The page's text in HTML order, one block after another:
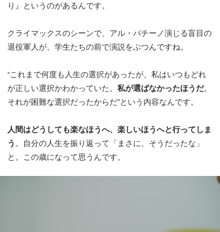
り』というのがあるんです。
クライマックスのシーンで、アル・パチーノ演じる盲目の
退役軍人が、学生たちの前で演説をぶつんですね。
“これまで何度も人生の選択があったが、私はいつもどれ
が正しい選択かわかっていた。 私が選ばなかったほうだ。
それが困難な選択だったからだ”という内容なんです。
人間はどうしても楽なほうへ、楽しいほうへと行ってしま
う。自分の人生を振り返って「まさに、そうだったな」
と。この歳になって思うんです。